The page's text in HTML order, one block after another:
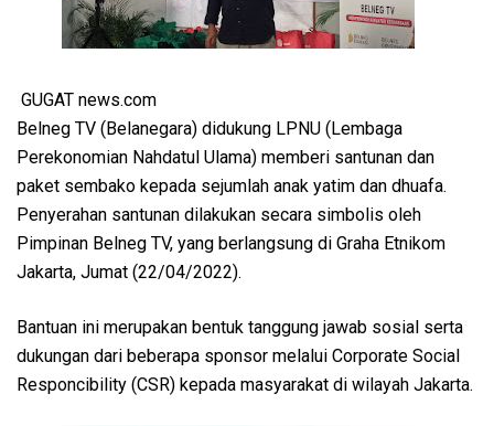
GUGAT news.com
Belneg TV (Belanegara) didukung LPNU (Lembaga
Perekonomian Nahdatul Ulama) memberi santunan dan
paket sembako kepada sejumlah anak yatim dan dhuafa.
Penyerahan santunan dilakukan secara simbolis oleh
Pimpinan Belneg TV, yang berlangsung di Graha Etnikom
Jakarta, Jumat (22/04/2022).
Bantuan ini merupakan bentuk tanggung jawab sosial serta
dukungan dari beberapa sponsor melalui Corporate Social
Responcibility (CSR) kepada masyarakat di wilayah Jakarta.